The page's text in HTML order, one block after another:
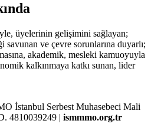
üyelerinin gelişimini sağlayan;
savunan ve çevre sorunlarına duyarlı;
akademik, mesleki kamuoyuyla
kalkınmaya katkı sunan, lider
İstanbul Serbest Muhasebeci Mali
4810039249 | ismmmo.org.tr